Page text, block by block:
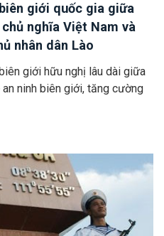
giới quốc gia giữa
nghĩa Việt Nam và
nhân dân Lào
giới hữu nghị lâu dài giữa
ninh biên giới, tăng cường